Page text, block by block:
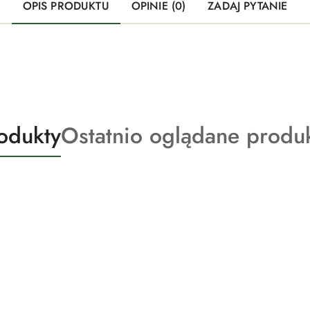
OPIS PRODUKTU OPINIE (0) ZADAJ PYTANIE
Produkty
o
Ostatnio oglądane